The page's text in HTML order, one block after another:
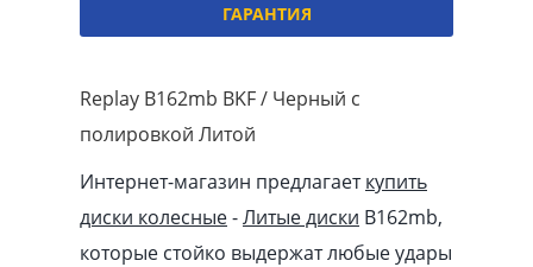
ГАРАНТИЯ
Replay B162mb BKF / Черный с
полировкой Литой
Интернет-магазин предлагаеткупить
диски колесные-Литые диски B162mb,
которые стойко выдержат любые удары